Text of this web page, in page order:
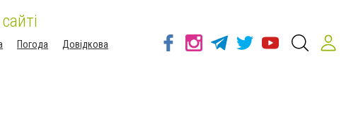
Погода
Довідкова